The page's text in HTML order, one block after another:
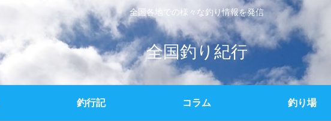
全国各地での様々な釣り情報を発信
全国釣り紀行
釣行記 コラム 釣り場